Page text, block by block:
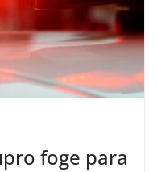
foge para